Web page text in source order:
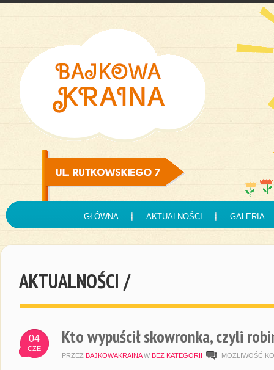
GŁÓWNA AKTUALNOŚCI GALERIA
AKTUALNOŚCI /
04
CZE
Kto wypuścił skowronka, czyli
PRZEZ BAJKOWAKRAINA W BEZ KATEGORII MOŻLIWOŚĆ